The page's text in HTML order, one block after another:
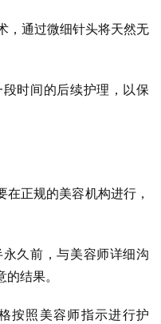
，通过微细针头将天然无
时间的后续护理，以保
正规的美容机构进行，
久前，与美容师详细沟
结果。
按照美容师指示进行护